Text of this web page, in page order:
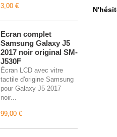
3,00 €
Écran complet
Samsung Galaxy J5
2017 noir original SM-
J530F
Écran LCD avec vitre
tactile d'origine Samsung
pour Galaxy J5 2017
noir...
99,00 €